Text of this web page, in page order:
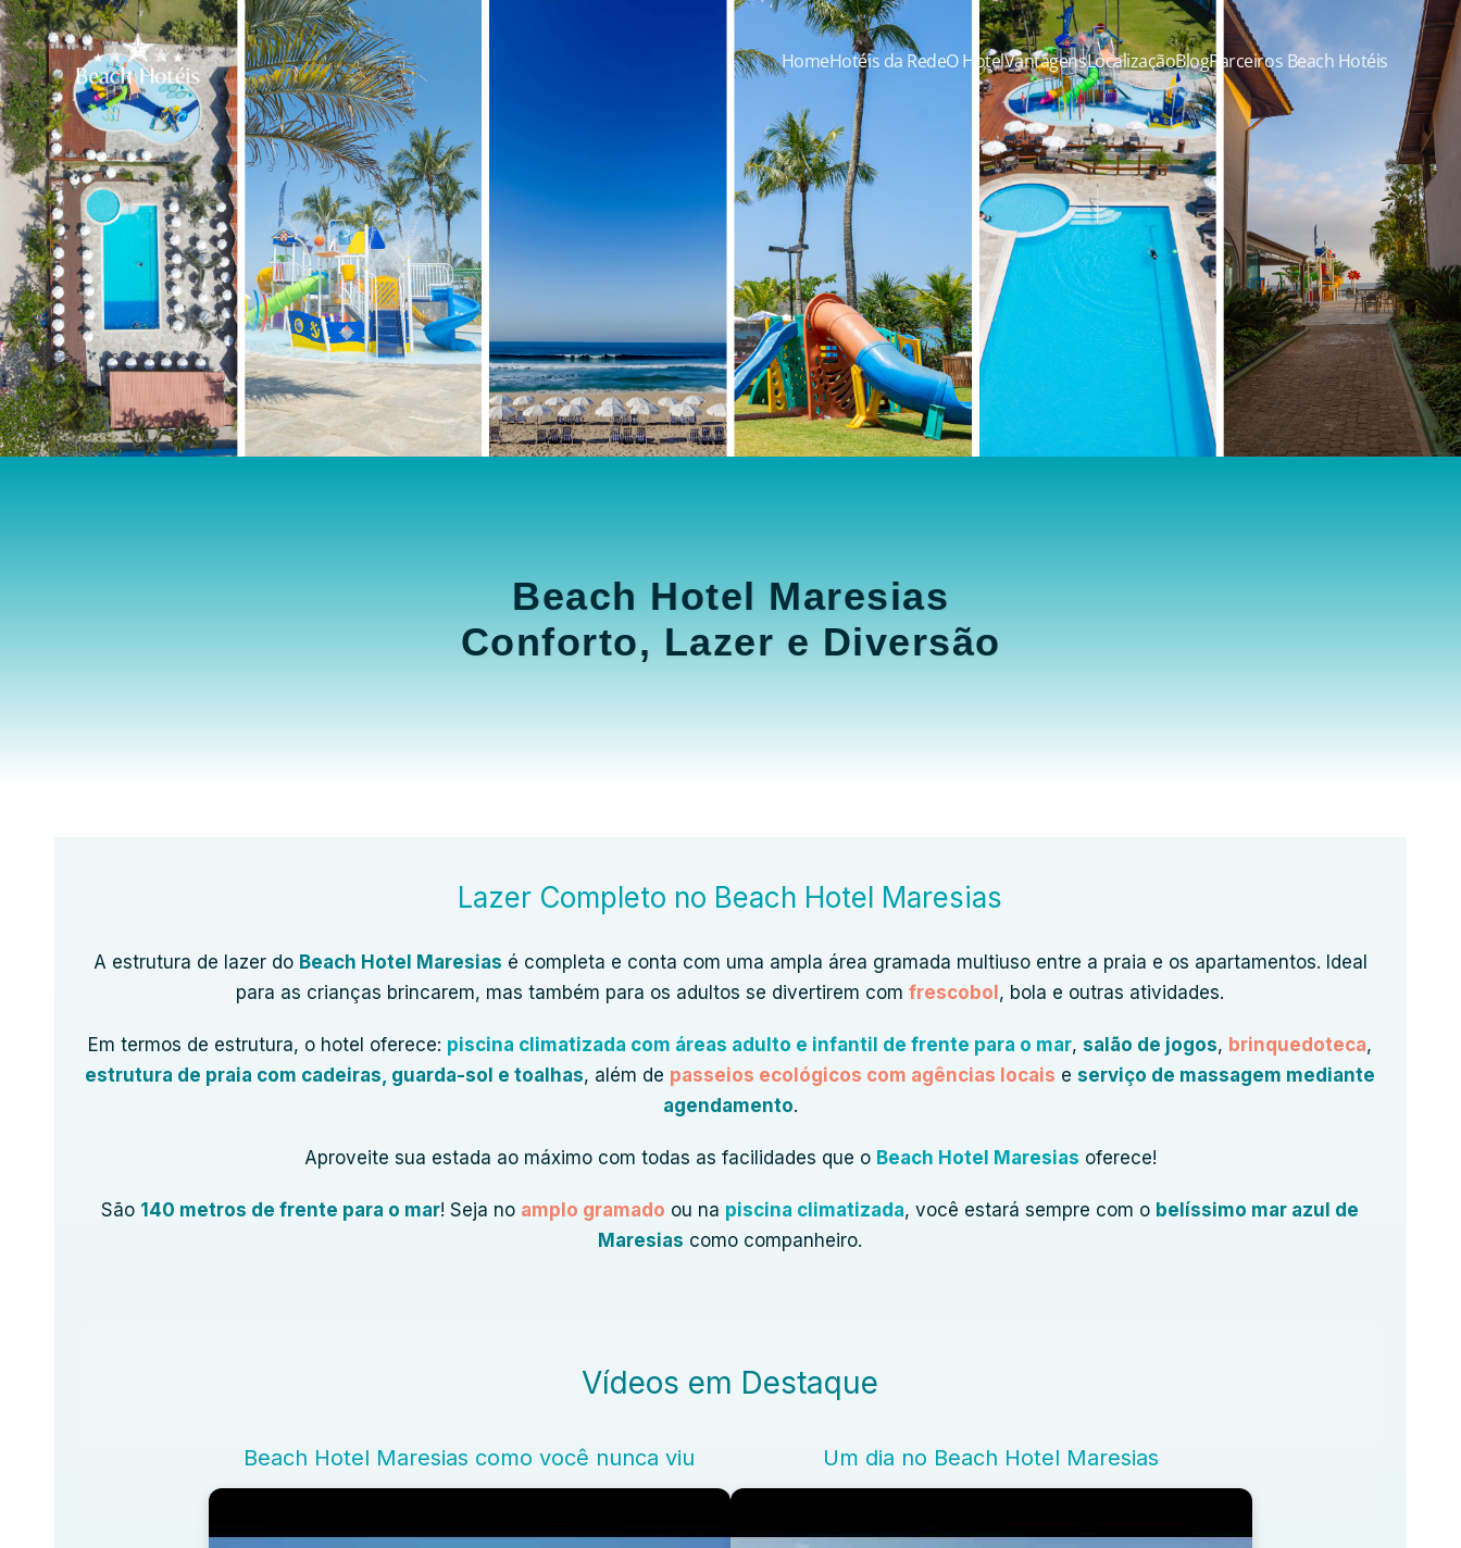
HomeHotéis da RedeO HotelVantagensLocalizaçãoBlogParceiros Beach Hotéis
Beach Hotel Maresias
Conforto, Lazer e Diversão
Lazer Completo no Beach Hotel Maresias
A estrutura de lazer do Beach Hotel Maresias é completa e conta com uma ampla área gramada multiuso entre a praia e os apartamentos. Ideal
para as crianças brincarem, mas também para os adultos se divertirem comfrescobol , bola e outras atividades.
Em termos de estrutura, o hotel oferece: piscina climatizada com áreas adulto e infantil de frente para o mar,salão de jogos, brinquedoteca,
estrutura de praia com cadeiras, guarda-sol e toalhas, além de passeios ecológicos com agências locais eserviço de massagem mediante
agendamento.
Aproveite sua estada ao máximo com todas as facilidades que o Beach Hotel Maresias oferece!
São 140 metros de frente para o mar! Seja no amplo gramado ou na piscina climatizada, você estará sempre com o belíssimo mar azul de
Maresias como companheiro.
Vídeos em Destaque
Beach Hotel Maresias como você nunca viu Um dia no Beach Hotel Maresias